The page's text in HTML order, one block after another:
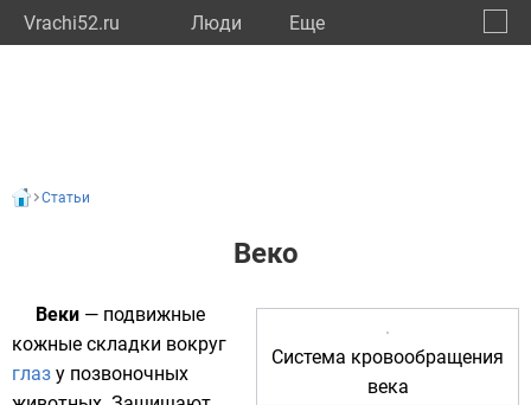
Vrachi52.ru Люди Eще
Статьи
Веко
Система кровообращения
века
Веки — подвижные
кожные складки вокруг
глаз у позвоночных